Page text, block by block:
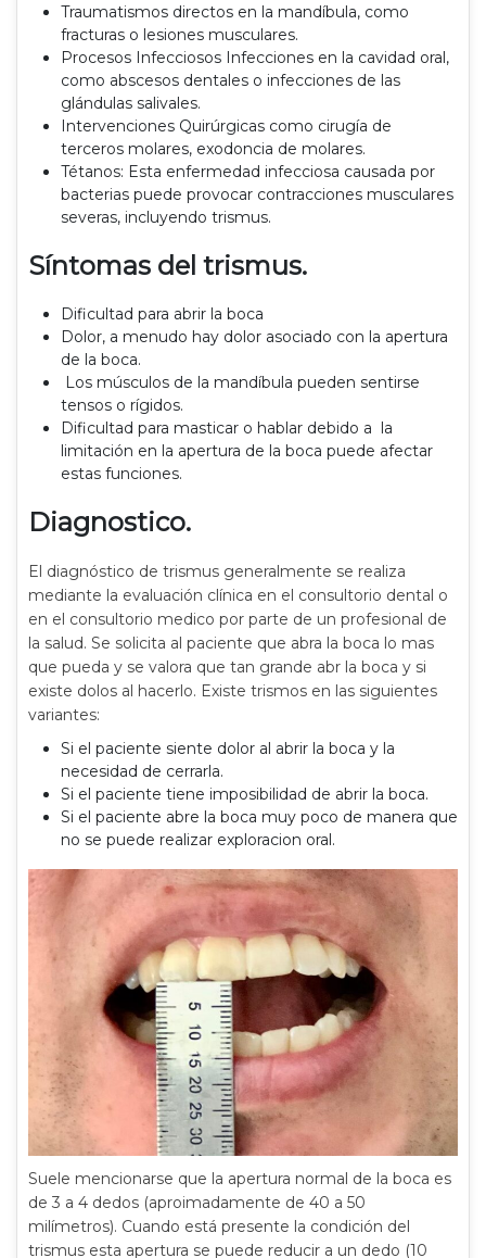
Traumatismos directos en la mandíbula, como
fracturas o lesiones musculares.
Procesos Infecciosos Infecciones en la cavidad oral,
como abscesos dentales o infecciones de las
glándulas salivales.
Intervenciones Quirúrgicas como cirugía de
terceros molares, exodoncia de molares.
Tétanos: Esta enfermedad infecciosa causada por
bacterias puede provocar contracciones musculares
severas, incluyendo trismus.
Síntomas del trismus.
Dificultad para abrir la boca
Dolor, a menudo hay dolor asociado con la apertura
de la boca.
Los músculos de la mandíbula pueden sentirse
tensos o rígidos.
Dificultad para masticar o hablar debido a la
limitación en la apertura de la boca puede afectar
estas funciones.
Diagnostico.
El diagnóstico de trismus generalmente se realiza
mediante la evaluación clínica en el consultorio dental o
en el consultorio medico por parte de un profesional de
la salud. Se solicita al paciente que abra la boca lo mas
que pueda y se valora que tan grande abr la boca y si
existe dolos al hacerlo. Existe trismos en las siguientes
variantes:
Si el paciente siente dolor al abrir la boca y la
necesidad de cerrarla.
Si el paciente tiene imposibilidad de abrir la boca.
Si el paciente abre la boca muy poco de manera que
no se puede realizar exploracion oral.
Suele mencionarse que la apertura normal de la boca es
de 3 a 4 dedos (aproimadamente de 40 a 50
milímetros). Cuando está presente la condición del
trismus esta apertura se puede reducir a un dedo (10